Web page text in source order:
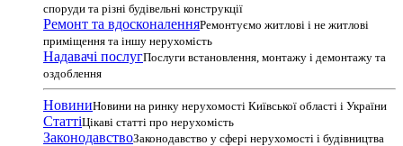
споруди та різні будівельні конструкції
Ремонт та вдосконаленняРемонтуємо житлові і не житлові
приміщення та іншу нерухомість
Надавачі послугПослуги встановлення, монтажу і демонтажу та
оздоблення
НовиниНовини на ринку нерухомості Київської області і України
СтаттіЦікаві статті про нерухомість
ЗаконодавствоЗаконодавство у сфері нерухомості і будівництва